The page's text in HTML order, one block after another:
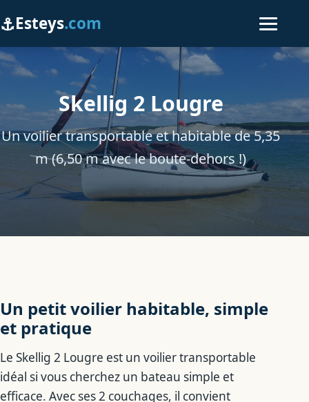
⚓Esteys.com
Accueil
Le Skellig
Bassin d'Arcachon
Nord bassin
Skellig 2 Lougre
Un voilier transportable et habitable de 5,35
m (6,50 m avec le boute-dehors !)
Un petit voilier habitable, simple
et pratique
Le Skellig 2 Lougre est un voilier transportable
idéal si vous cherchez un bateau simple et
efficace. Avec ses 2 couchages, il convient